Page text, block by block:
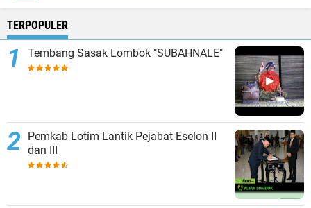
TERPOPULER
Tembang Sasak Lombok "SUBAHNALE"
Pemkab Lotim Lantik Pejabat Eselon II
dan III